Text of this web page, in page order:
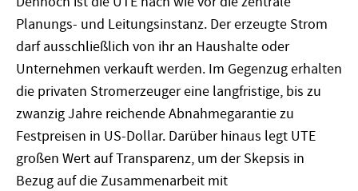
Planungs- und Leitungsinstanz. Der erzeugte Strom
darf ausschließlich von ihr an Haushalte oder
Unternehmen verkauft werden. Im Gegenzug erhalten
die privaten Stromerzeuger eine langfristige, bis zu
zwanzig Jahre reichende Abnahmegarantie zu
Festpreisen in US-Dollar. Darüber hinaus legt UTE
großen Wert auf Transparenz, um der Skepsis in
Bezug auf die Zusammenarbeit mit